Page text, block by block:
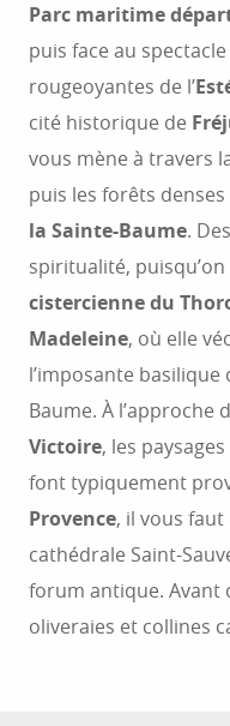
Parc maritime
puis face au
rougeoyantes de l’
cité historique de
vous mène à travers
puis les forêts denses
la Sainte-Baume.
spiritualité,
cistercienne du
Madeleine, où elle
l’imposante basilique
Baume. À l’approche
Victoire, les
font typiquement
Provence, il vous
cathédrale Saint-
forum antique. Avant
oliveraies et collines